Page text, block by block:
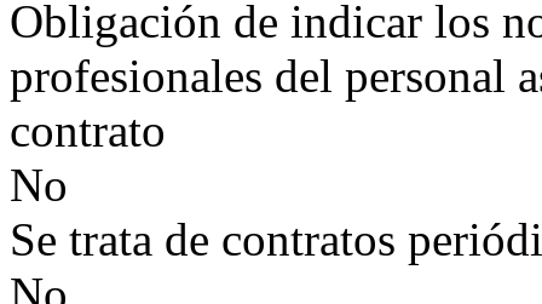
Obligación de indicar los
profesionales del personal
contrato
No
Se trata de contratos